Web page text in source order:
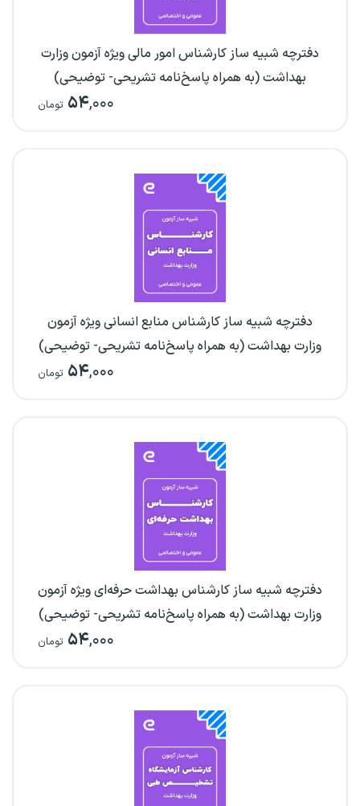
دفترچه شبیه ساز کارشناس امور مالی ویژه آزمون وزارت
بهداشت (به همراه پاسخ‌نامه تشریحی- توضیحی)
۵۴,۰۰۰ تومان
دفترچه شبیه ساز کارشناس منابع انسانی ویژه آزمون
وزارت بهداشت (به همراه پاسخ‌نامه تشریحی- توضیحی)
۵۴,۰۰۰ تومان
دفترچه شبیه ساز کارشناس بهداشت حرفه‌ای ویژه آزمون
وزارت بهداشت (به همراه پاسخ‌نامه تشریحی- توضیحی)
۵۴,۰۰۰ تومان